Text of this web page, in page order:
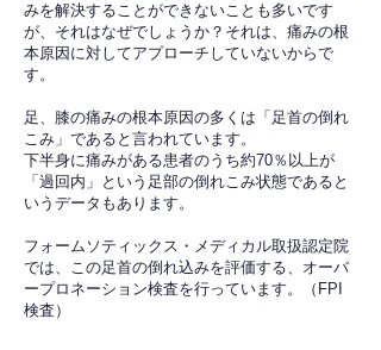
みを解決することができないことも多いです
が、それはなぜでしょうか？それは、痛みの根
本原因に対してアプローチしていないからで
す。
足、膝の痛みの根本原因の多くは「足首の倒れ
こみ」であると言われています。
下半身に痛みがある患者のうち約70％以上が
「過回内」という足部の倒れこみ状態であると
いうデータもあります。
フォームソティックス・メディカル取扱認定院
では、この足首の倒れ込みを評価する、オーバ
ープロネーション検査を行っています。（FPI
検査）​